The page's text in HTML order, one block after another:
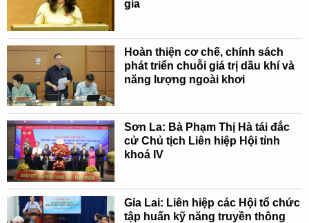
gia
Hoàn thiện cơ chế, chính sách
phát triển chuỗi giá trị dầu khí và
năng lượng ngoài khơi
Sơn La: Bà Phạm Thị Hà tái đắc
cử Chủ tịch Liên hiệp Hội tỉnh
khoá IV
Gia Lai: Liên hiệp các Hội tổ chức
tập huấn kỹ năng truyền thông